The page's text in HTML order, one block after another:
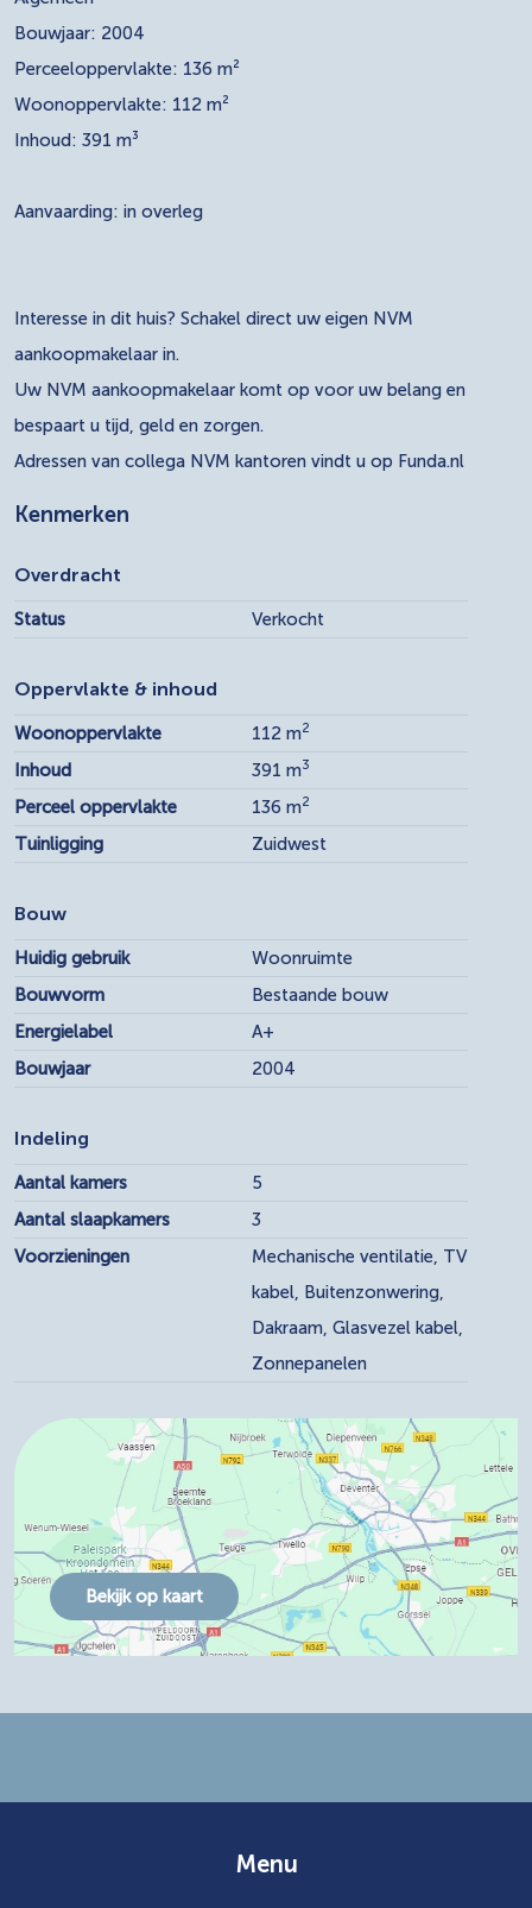
Bekijk op kaart
Bouwjaar: 2004
Perceeloppervlakte: 136 m²
Woonoppervlakte: 112 m²
Inhoud: 391 m³
Aanvaarding: in overleg
Interesse in dit huis? Schakel direct uw eigen NVM
aankoopmakelaar in.
Uw NVM aankoopmakelaar komt op voor uw belang en
bespaart u tijd, geld en zorgen.
Adressen van collega NVM kantoren vindt u op Funda.nl
Kenmerken
Overdracht
Status Verkocht
Oppervlakte & inhoud
Woonoppervlakte 112 m2
Inhoud 391 m3
Perceel oppervlakte 136 m2
Tuinligging Zuidwest
Bouw
Huidig gebruik
Woonruimte
Bouwvorm
Bestaande bouw
Energielabel
A+
Bouwjaar
2004
Indeling
Aantal kamers
5
Aantal slaapkamers
3
Voorzieningen
Mechanische ventilatie, TV
kabel, Buitenzonwering,
Dakraam, Glasvezel kabel,
Zonnepanelen
Menu